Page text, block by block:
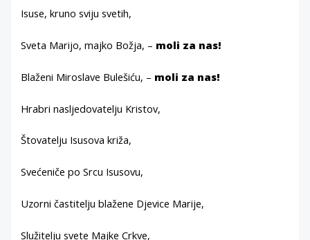
Isuse, kruno sviju svetih,
Sveta Marijo, majko Božja, – moli za nas!
Blaženi Miroslave Bulešiću, – moli za nas!
Hrabri nasljedovatelju Kristov,
Štovatelju Isusova križa,
Svećeniče po Srcu Isusovu,
Uzorni častitelju blažene Djevice Marije,
Služitelju svete Majke Crkve,